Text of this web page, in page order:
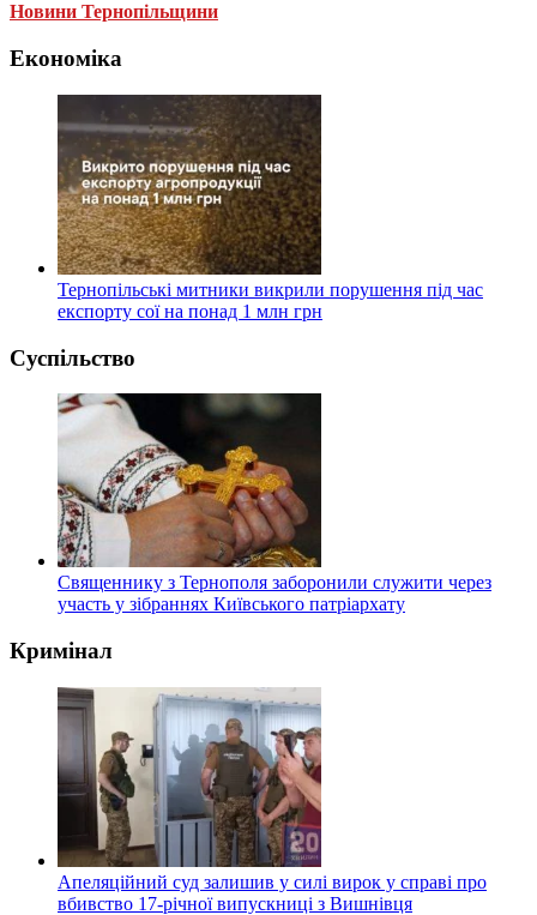
Новини Тернопільщини
Економіка
Тернопільські митники викрили порушення під час
експорту сої на понад 1 млн грн
Суспільство
Священнику з Тернополя заборонили служити через
участь у зібраннях Київського патріархату
Кримінал
Апеляційний суд залишив у силі вирок у справі про
вбивство 17-річної випускниці з Вишнівця